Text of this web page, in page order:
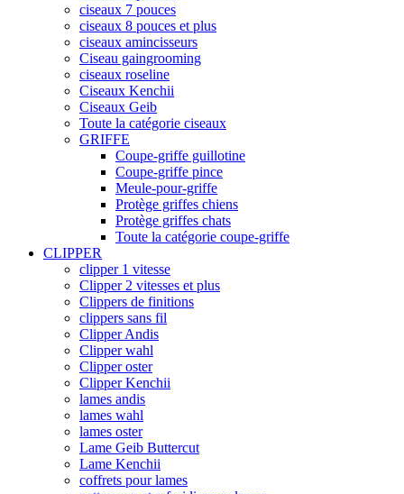
ciseaux 7 pouces
ciseaux 8 pouces et plus
ciseaux amincisseurs
Ciseau gaingrooming
ciseaux roseline
Ciseaux Kenchii
Ciseaux Geib
Toute la catégorie ciseaux
GRIFFE
Coupe-griffe guillotine
Coupe-griffe pince
Meule-pour-griffe
Protège griffes chiens
Protège griffes chats
Toute la catégorie coupe-griffe
CLIPPER
clipper 1 vitesse
Clipper 2 vitesses et plus
Clippers de finitions
clippers sans fil
Clipper Andis
Clipper wahl
Clipper oster
Clipper Kenchii
lames andis
lames wahl
lames oster
Lame Geib Buttercut
Lame Kenchii
coffrets pour lames